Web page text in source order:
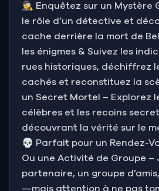
🕵️‍♂️ Enquêtez sur un Mystère
le rôle d’un détective et
cache derrière la mort de
les énigmes & Suivez les
rues historiques, déchiffrez
cachés et reconstituez la
un Secret Mortel – Explorez
célèbres et les recoins
découvrant la vérité sur le
💀 Parfait pour un Rendez-
Ou une Activité de Groupe –
partenaire, un groupe
—mais attention à ne pas